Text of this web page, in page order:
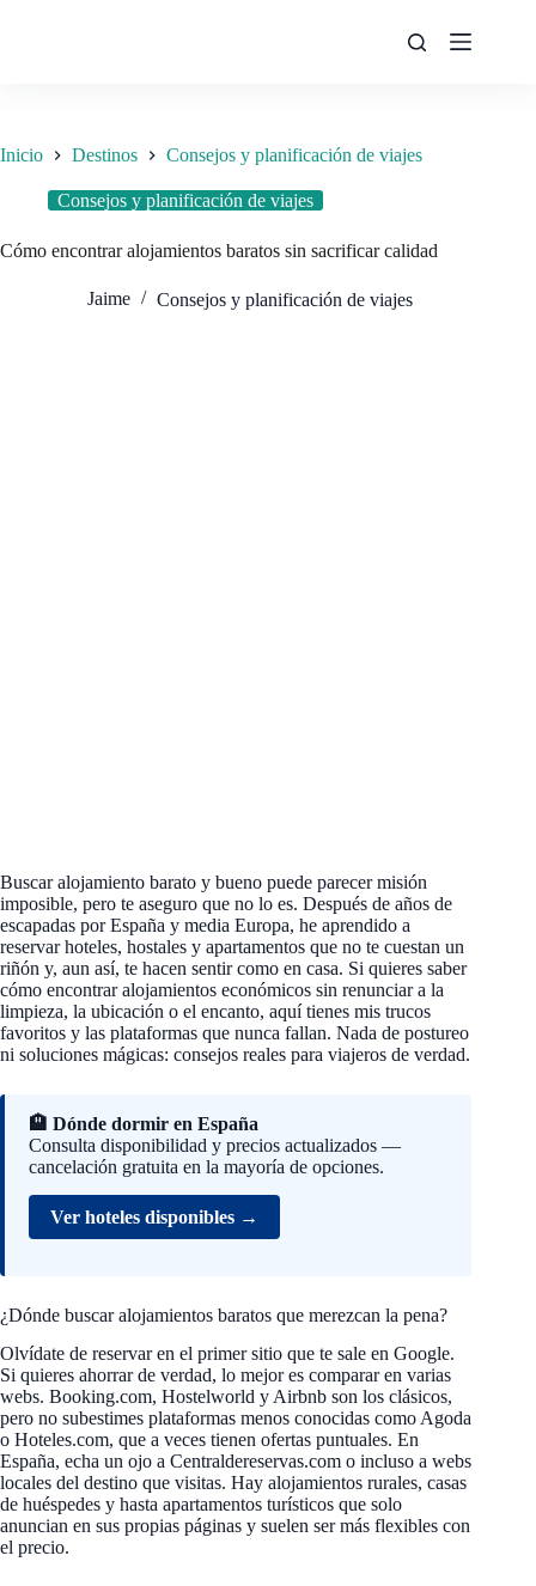
Inicio Destinos Consejos y planificación de viajes
Consejos y planificación de viajes
Cómo encontrar alojamientos baratos sin sacrificar calidad
Jaime Consejos y planificación de viajes
Buscar alojamiento barato y bueno puede parecer misión
imposible, pero te aseguro que no lo es. Después de años de
escapadas por España y media Europa, he aprendido a
reservar hoteles, hostales y apartamentos que no te cuestan un
riñón y, aun así, te hacen sentir como en casa. Si quieres saber
cómo encontrar alojamientos económicos sin renunciar a la
limpieza, la ubicación o el encanto, aquí tienes mis trucos
favoritos y las plataformas que nunca fallan. Nada de postureo
ni soluciones mágicas: consejos reales para viajeros de verdad.
🏨 Dónde dormir en España
Consulta disponibilidad y precios actualizados —
cancelación gratuita en la mayoría de opciones.
Ver hoteles disponibles →
¿Dónde buscar alojamientos baratos que merezcan la pena?
Olvídate de reservar en el primer sitio que te sale en Google.
Si quieres ahorrar de verdad, lo mejor es comparar en varias
webs. Booking.com, Hostelworld y Airbnb son los clásicos,
pero no subestimes plataformas menos conocidas como Agoda
o Hoteles.com, que a veces tienen ofertas puntuales. En
España, echa un ojo a Centraldereservas.com o incluso a webs
locales del destino que visitas. Hay alojamientos rurales, casas
de huéspedes y hasta apartamentos turísticos que solo
anuncian en sus propias páginas y suelen ser más flexibles con
el precio.